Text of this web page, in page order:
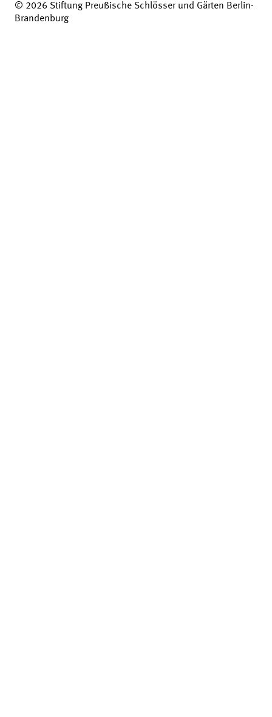
© 2026 Stiftung Preußische Schlösser und Gärten Berlin-
Brandenburg